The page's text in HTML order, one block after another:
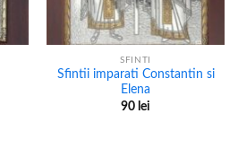
SFINTI
Sfintii imparati Constantin si
Elena
90 lei